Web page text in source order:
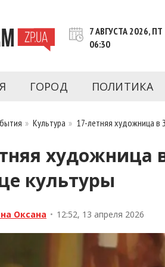
– это информационный
новости Запорожья и
7 АВГУСТА 2026, ПТ
06:30
ГОРОД ПОЛИТИКА
»Культура » 17-летняя художница в
художница
культуры
Оксана • 12:52, 13 апреля 2026